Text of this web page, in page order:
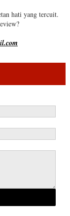
hati yang tercuit.